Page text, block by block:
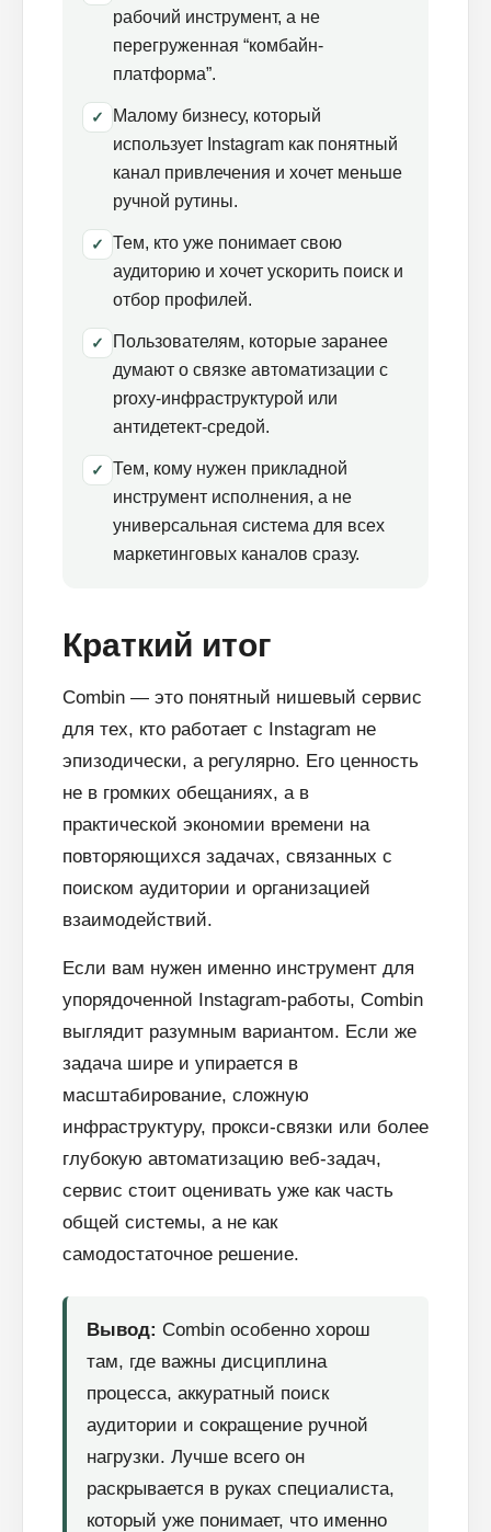
рабочий инструмент, а не
перегруженная “комбайн-
платформа”.
✓
Малому бизнесу, который
использует Instagram как понятный
канал привлечения и хочет меньше
ручной рутины.
✓
Тем, кто уже понимает свою
аудиторию и хочет ускорить поиск и
отбор профилей.
✓
Пользователям, которые заранее
думают о связке автоматизации с
proxy-инфраструктурой или
антидетект-средой.
✓
Тем, кому нужен прикладной
инструмент исполнения, а не
универсальная система для всех
маркетинговых каналов сразу.
Краткий итог
Combin — это понятный нишевый сервис
для тех, кто работает с Instagram не
эпизодически, а регулярно. Его ценность
не в громких обещаниях, а в
практической экономии времени на
повторяющихся задачах, связанных с
поиском аудитории и организацией
взаимодействий.
Если вам нужен именно инструмент для
упорядоченной Instagram-работы, Combin
выглядит разумным вариантом. Если же
задача шире и упирается в
масштабирование, сложную
инфраструктуру, прокси-связки или более
глубокую автоматизацию веб-задач,
сервис стоит оценивать уже как часть
общей системы, а не как
самодостаточное решение.
Вывод: Combin особенно хорош
там, где важны дисциплина
процесса, аккуратный поиск
аудитории и сокращение ручной
нагрузки. Лучше всего он
раскрывается в руках специалиста,
который уже понимает, что именно